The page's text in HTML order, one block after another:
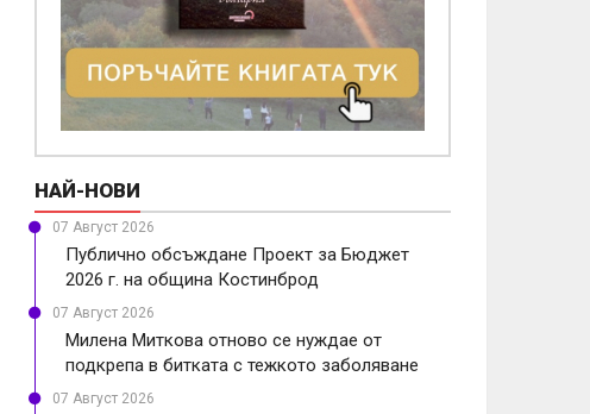
НАЙ-НОВИ
07 Август 2026
Публично обсъждане Проект за Бюджет
2026 г. на община Костинброд
07 Август 2026
Милена Миткова отново се нуждае от
подкрепа в битката с тежкото заболяване
07 Август 2026